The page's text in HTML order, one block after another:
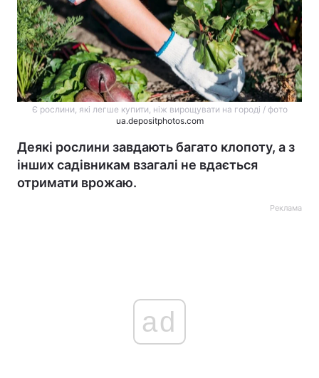
Є рослини, які легше купити, ніж вирощувати на городі / фото
ua.depositphotos.com
Деякі рослини завдають багато клопоту, а з
інших садівникам взагалі не вдається
отримати врожаю.
Реклама
ad